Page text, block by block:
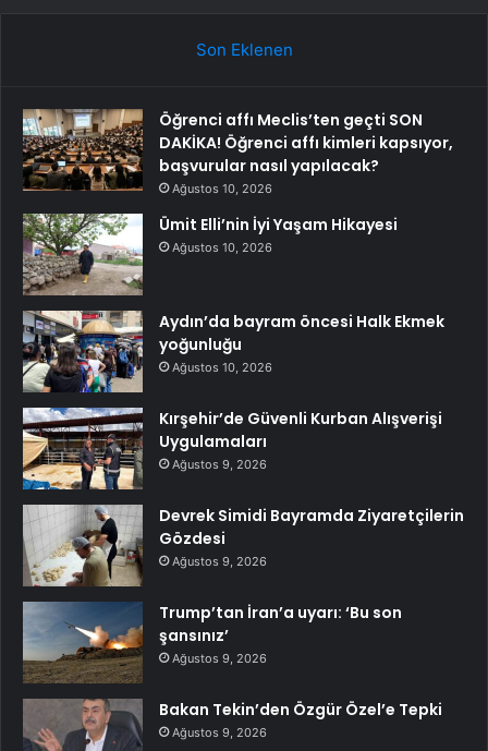
Son Eklenen
Öğrenci affı Meclis’ten geçti SON
DAKİKA! Öğrenci affı kimleri kapsıyor,
başvurular nasıl yapılacak?
Ağustos 10, 2026
Ümit Elli’nin İyi Yaşam Hikayesi
Ağustos 10, 2026
Aydın’da bayram öncesi Halk Ekmek
yoğunluğu
Ağustos 10, 2026
Kırşehir’de Güvenli Kurban Alışverişi
Uygulamaları
Ağustos 9, 2026
Devrek Simidi Bayramda Ziyaretçilerin
Gözdesi
Ağustos 9, 2026
Trump’tan İran’a uyarı: ‘Bu son
şansınız’
Ağustos 9, 2026
Bakan Tekin’den Özgür Özel’e Tepki
Ağustos 9, 2026